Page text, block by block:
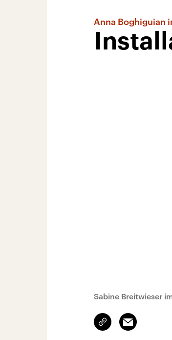
Anna Boghiguian
Sabine Breitwieser
Link
kopieren/teilen
Email